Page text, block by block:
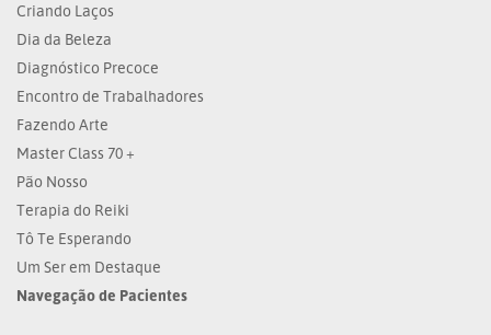
Criando Laços
Dia da Beleza
Diagnóstico Precoce
Encontro de Trabalhadores
Fazendo Arte
Master Class 70 +
Pão Nosso
Terapia do Reiki
Tô Te Esperando
Um Ser em Destaque
Navegação de Pacientes